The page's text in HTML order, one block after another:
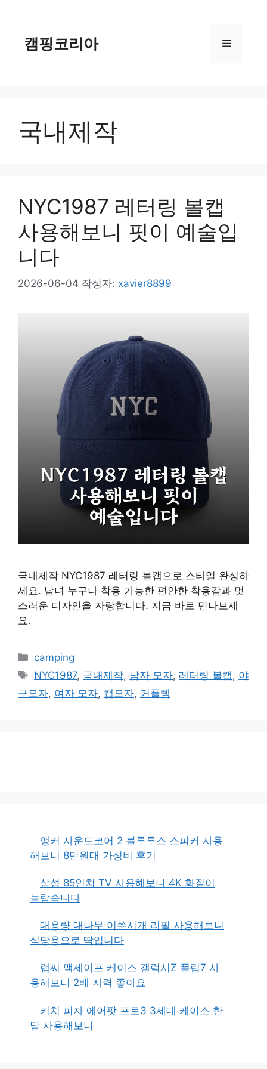
캠핑코리아 메
국내제작
NYC1987 레터링 볼캡
사용해보니 핏이 예술입
니다
2026-06-04 작성자: xavier8899
국내제작 NYC1987 레터링 볼캡으로 스타일 완성하
세요. 남녀 누구나 착용 가능한 편안한 착용감과 멋
스러운 디자인을 자랑합니다. 지금 바로 만나보세
요.
카
테
리
camping
태
그
NYC1987, 국내제작, 남자 모자, 레터링 볼캡 , 야
구모자, 여자 모자, 캡모자, 커플템
앵커 사운드코어 2 블루투스 스피커 사용
해보니 8만원대 가성비 후기
삼성 85인치 TV 사용해보니 4K 화질이
놀랍습니다
대용량 대나무 이쑤시개 리필 사용해보니
식당용으로 딱입니다
랩씨 맥세이프 케이스 갤럭시Z 플립7 사
용해보니 2배 자력 좋아요
키치 피자 에어팟 프로3 3세대 케이스 한
달 사용해보니